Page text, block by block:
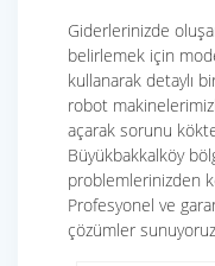
Giderlerinizde
belirlemek için
kullanarak detaylı
robot
açarak sorunu
Büyükbakkalköy
problemlerinizden
Profesyonel ve
çözümler